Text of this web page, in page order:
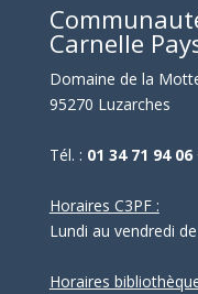
Carnelle
Domaine de la
95270 Luzarches
Tél. : 01 34 71 94 06
Horaires C3PF :
Lundi au vendredi
Horaires